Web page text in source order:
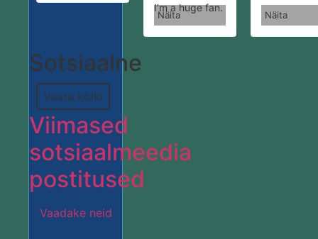
I’m a huge fan.
Näita Näita
Sotsiaalne
Vaata kõiki
Viimased
sotsiaalmeedia
postitused
Vaadake neid